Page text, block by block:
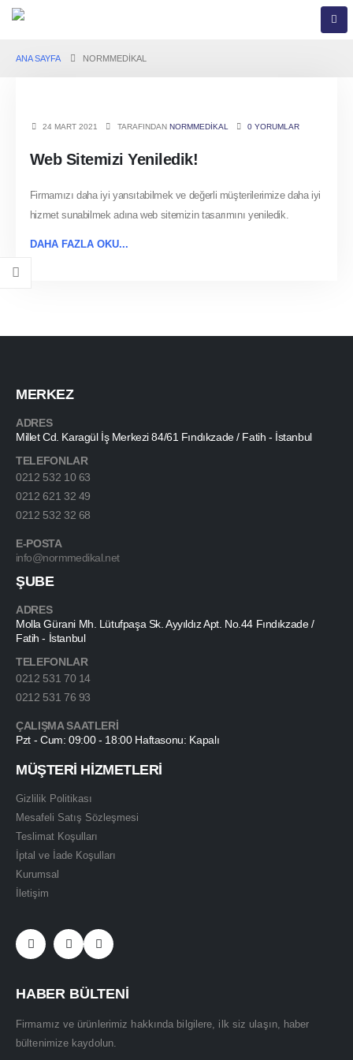
ANA SAYFA NORMMEDIKAL
24 MART 2021 TARAFINDAN NORMMEDIKAL 0 YORUMLAR
Web Sitemizi Yeniledik!
Firmamızı daha iyi yansıtabilmek ve değerli müşterilerimize daha iyi
hizmet sunabilmek adına web sitemizin tasarımını yeniledik.
DAHA FAZLA OKU...
MERKEZ
ADRES
Millet Cd. Karagül İş Merkezi 84/61 Fındıkzade / Fatih - İstanbul
TELEFONLAR
0212 532 10 63
0212 621 32 49
0212 532 32 68
E-POSTA
info@normmedikal.net
ŞUBE
ADRES
Molla Gürani Mh. Lütufpaşa Sk. Ayyıldız Apt. No.44 Fındıkzade /
Fatih - İstanbul
TELEFONLAR
0212 531 70 14
0212 531 76 93
ÇALIŞMA SAATLERİ
Pzt - Cum: 09:00 - 18:00 Haftasonu: Kapalı
MÜŞTERİ HİZMETLERİ
Gizlilik Politikası
Mesafeli Satış Sözleşmesi
Teslimat Koşulları
İptal ve İade Koşulları
Kurumsal
İletişim
HABER BÜLTENİ
Firmamız ve ürünlerimiz hakkında bilgilere, ilk siz ulaşın, haber
bültenimize kaydolun.